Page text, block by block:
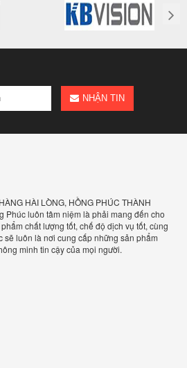
NHẬN TIN
HÀI LÒNG, HỒNG PHÚC THÀNH
Phúc luôn tâm niệm là phải mang đến cho
chất lượng tốt, chế độ dịch vụ tốt, cùng
sẽ luôn là nơi cung cấp những sản phẩm
minh tin cậy của mọi người.